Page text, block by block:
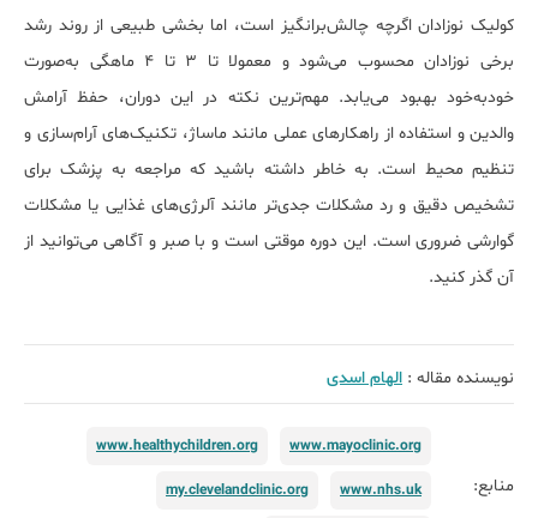
کولیک نوزادان اگرچه چالش‌برانگیز است، اما بخشی طبیعی از روند رشد
برخی نوزادان محسوب می‌شود و معمولا تا ۳ تا ۴ ماهگی به‌صورت
خودبه‌خود بهبود می‌یابد. مهم‌ترین نکته در این دوران، حفظ آرامش
والدین و استفاده از راهکارهای عملی مانند ماساژ، تکنیک‌های آرام‌سازی و
تنظیم محیط است. به خاطر داشته باشید که مراجعه به پزشک برای
تشخیص دقیق و رد مشکلات جدی‌تر مانند آلرژی‌های غذایی یا مشکلات
گوارشی ضروری است. این دوره موقتی است و با صبر و آگاهی می‌توانید از
آن گذر کنید.
نویسنده مقاله : الهام اسدی
منابع:
www.mayoclinic.org
www.healthychildren.org
www.nhs.uk
my.clevelandclinic.org